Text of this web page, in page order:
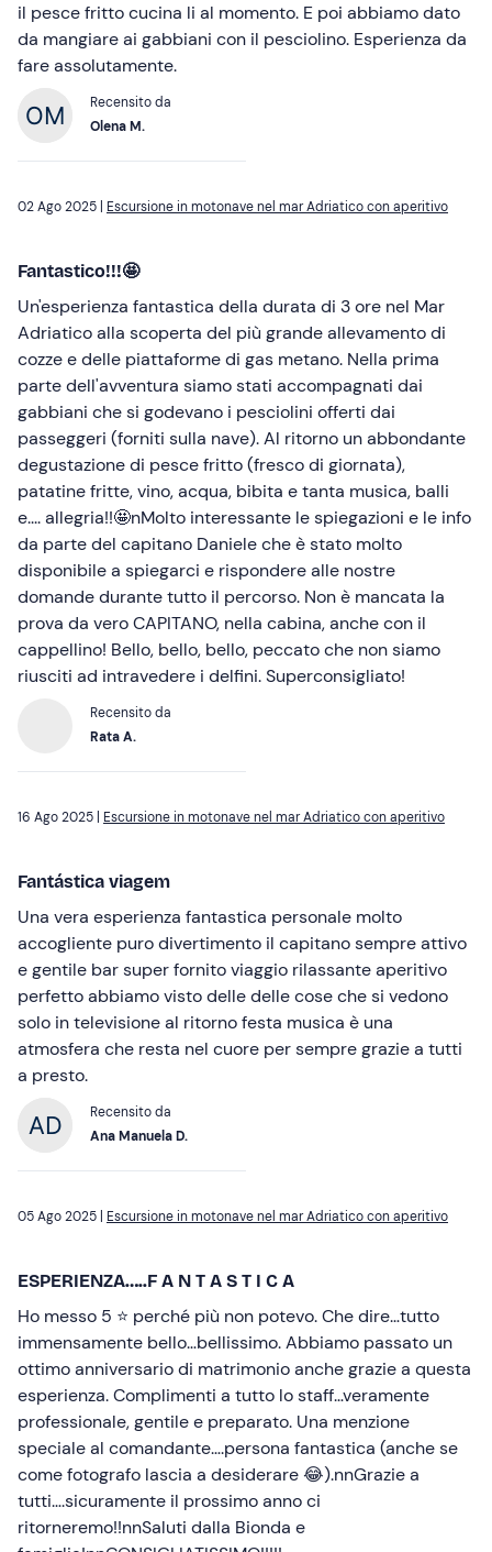
il pesce fritto cucina li al momento. E poi abbiamo dato
da mangiare ai gabbiani con il pesciolino. Esperienza da
fare assolutamente.
Recensito da
Olena M.
02 Ago 2025 | Escursione in motonave nel mar Adriatico con aperitivo
Fantastico!!!🤩
Un'esperienza fantastica della durata di 3 ore nel Mar
Adriatico alla scoperta del più grande allevamento di
cozze e delle piattaforme di gas metano. Nella prima
parte dell'avventura siamo stati accompagnati dai
gabbiani che si godevano i pesciolini offerti dai
passeggeri (forniti sulla nave). Al ritorno un abbondante
degustazione di pesce fritto (fresco di giornata),
patatine fritte, vino, acqua, bibita e tanta musica, balli
e.... allegria!!🤩nMolto interessante le spiegazioni e le info
da parte del capitano Daniele che è stato molto
disponibile a spiegarci e rispondere alle nostre
domande durante tutto il percorso. Non è mancata la
prova da vero CAPITANO, nella cabina, anche con il
cappellino! Bello, bello, bello, peccato che non siamo
riusciti ad intravedere i delfini. Superconsigliato!
Recensito da
Rata A.
16 Ago 2025 | Escursione in motonave nel mar Adriatico con aperitivo
Fantástica viagem
Una vera esperienza fantastica personale molto
accogliente puro divertimento il capitano sempre attivo
e gentile bar super fornito viaggio rilassante aperitivo
perfetto abbiamo visto delle delle cose che si vedono
solo in televisione al ritorno festa musica è una
atmosfera che resta nel cuore per sempre grazie a tutti
a presto.
Recensito da
Ana Manuela D.
05 Ago 2025 | Escursione in motonave nel mar Adriatico con aperitivo
ESPERIENZA…..F A N T A S T I C A
Ho messo 5 ⭐️ perché più non potevo. Che dire…tutto
immensamente bello…bellissimo. Abbiamo passato un
ottimo anniversario di matrimonio anche grazie a questa
esperienza. Complimenti a tutto lo staff…veramente
professionale, gentile e preparato. Una menzione
speciale al comandante….persona fantastica (anche se
come fotografo lascia a desiderare 😂).nnGrazie a
tutti….sicuramente il prossimo anno ci
ritorneremo!!nnSaluti dalla Bionda e